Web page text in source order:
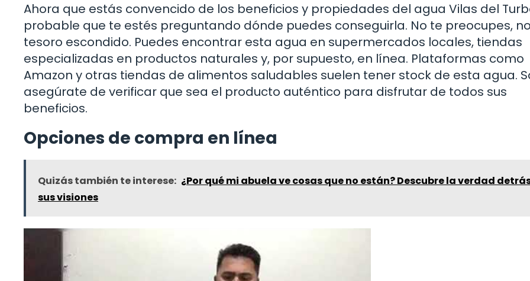
Ahora que estás convencido de los beneficios y propiedades del agua Vilas del
probable que te estés preguntando dónde puedes conseguirla. No te preocupes,
tesoro escondido. Puedes encontrar esta agua en supermercados locales, tiendas
especializadas en productos naturales y, por supuesto, en línea. Plataformas como
Amazon y otras tiendas de alimentos saludables suelen tener stock de esta agua.
asegúrate de verificar que sea el producto auténtico para disfrutar de todos sus
beneficios.
Opciones de compra en línea
Quizás también te interese: ¿Por qué mi abuela ve cosas que no están? Descubre la verdad
sus visiones